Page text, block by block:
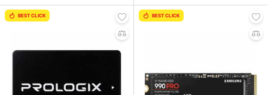
BEST CLICK BEST CLICK